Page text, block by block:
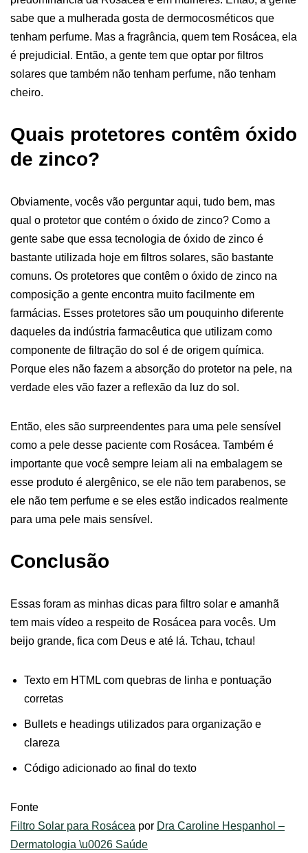
sabe que a mulherada gosta de dermocosméticos que
tenham perfume. Mas a fragrância, quem tem Rosácea, ela
é prejudicial. Então, a gente tem que optar por filtros
solares que também não tenham perfume, não tenham
cheiro.
Quais protetores contêm óxido
de zinco?
Obviamente, vocês vão perguntar aqui, tudo bem, mas
qual o protetor que contém o óxido de zinco? Como a
gente sabe que essa tecnologia de óxido de zinco é
bastante utilizada hoje em filtros solares, são bastante
comuns. Os protetores que contêm o óxido de zinco na
composição a gente encontra muito facilmente em
farmácias. Esses protetores são um pouquinho diferente
daqueles da indústria farmacêutica que utilizam como
componente de filtração do sol é de origem química.
Porque eles não fazem a absorção do protetor na pele, na
verdade eles vão fazer a reflexão da luz do sol.
Então, eles são surpreendentes para uma pele sensível
como a pele desse paciente com Rosácea. Também é
importante que você sempre leiam ali na embalagem se
esse produto é alergênico, se ele não tem parabenos, se
ele não tem perfume e se eles estão indicados realmente
para uma pele mais sensível.
Conclusão
Essas foram as minhas dicas para filtro solar e amanhã
tem mais vídeo a respeito de Rosácea para vocês. Um
beijo grande, fica com Deus e até lá. Tchau, tchau!
Texto em HTML com quebras de linha e pontuação
corretas
Bullets e headings utilizados para organização e
clareza
Código adicionado ao final do texto
Fonte
Filtro Solar para Rosácea por Dra Caroline Hespanhol –
Dermatologia \u0026 Saúde